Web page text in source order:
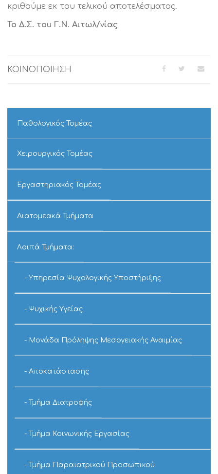
κριθούμε εκ του τελικού αποτελέσματος.
Το Δ.Σ. του Γ.Ν. Αιτωλ/νίας
ΚΟΙΝΟΠΟΙΗΣΗ
Παθολογικός Τομέας
Χειρουργικός Τομέας
Εργαστηριακός Τομέας
Διατομεακά Τμήματα
Λοιπά Τμήματα:
Υπηρεσία Ψυχολογικής Υποστήριξης
Ψυχικής Υγείας
Μονάδα Πρόληψης Μεσογειακής Αναιμίας
Αποκατάστασης
Τμήμα Διατροφής
Τμήμα Κοινωνικής Εργασίας
Τμήμα Παραϊατρικού Προσωπικού